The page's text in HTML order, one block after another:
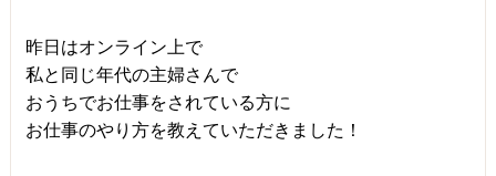
昨日はオンライン上で
私と同じ年代の主婦さんで
おうちでお仕事をされている方に
お仕事のやり方を教えていただきました！